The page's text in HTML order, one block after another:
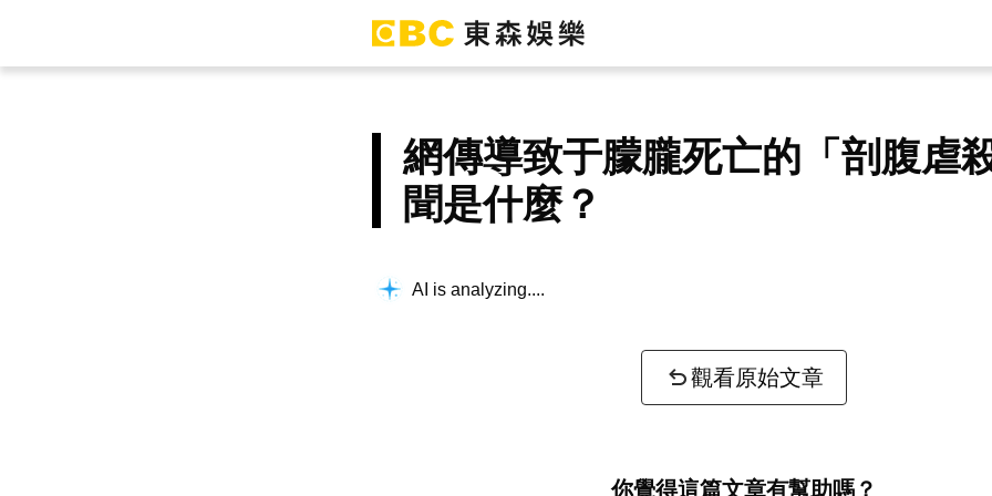
網傳導致于朦朧死亡的「剖腹虐
聞是什麼？
AI is analyzing...
觀看原始文章
你覺得這篇文章有幫助嗎？